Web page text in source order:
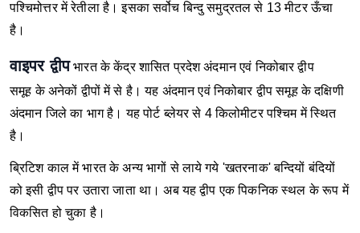
पश्चिमोत्तर में रेतीला है। इसका सर्वोच बिन्दु समुद्रतल से 13 मीटर ऊँचा
है।
वाइपर द्वीप भारत के केंद्र शासित प्रदेश अंदमान एवं निकोबार द्वीप
समूह के अनेकों द्वीपों में से है। यह अंदमान एवं निकोबार द्वीप समूह के दक्षिणी
अंदमान जिले का भाग है। यह पोर्ट ब्लेयर से 4 किलोमीटर पश्चिम में स्थित
है।
ब्रिटिश काल में भारत के अन्य भागों से लाये गये 'खतरनाक' बन्दियों बंदियों
को इसी द्वीप पर उतारा जाता था। अब यह द्वीप एक पिकनिक स्थल के रूप में
विकसित हो चुका है।